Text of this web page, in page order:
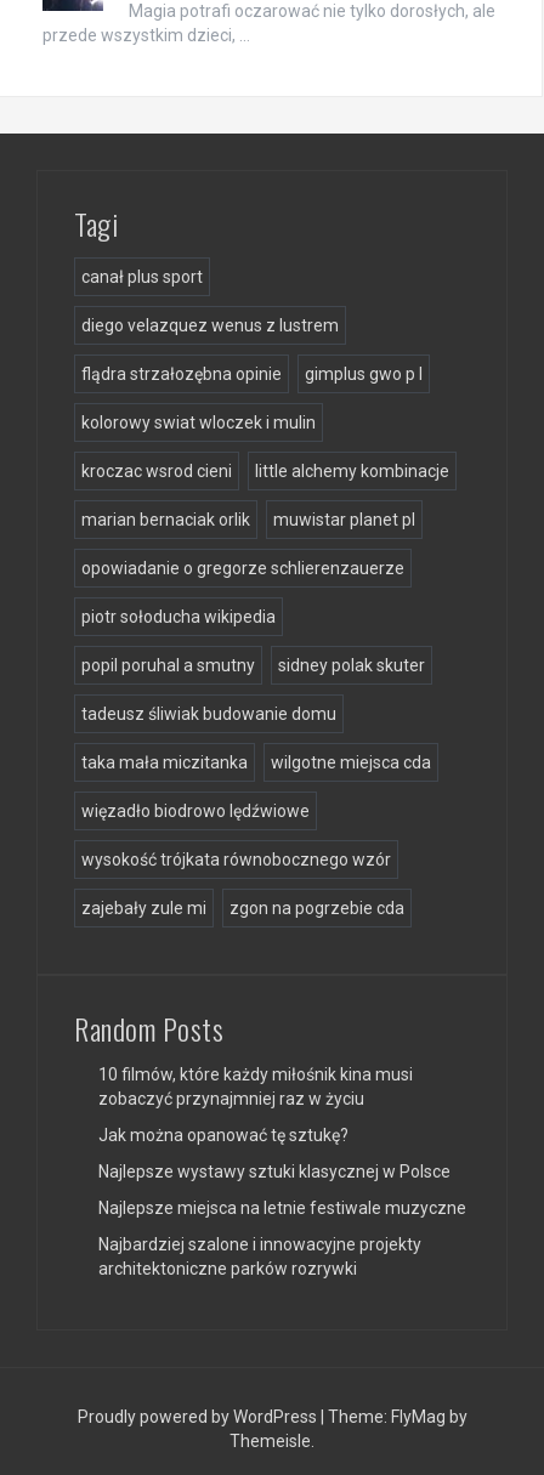
Magia potrafi oczarować nie tylko dorosłych, ale
przede wszystkim dzieci, …
Tagi
canał plus sport
diego velazquez wenus z lustrem
flądra strzałozębna opinie gimplus gwo p l
kolorowy swiat wloczek i mulin
kroczac wsrod cieni little alchemy kombinacje
marian bernaciak orlik muwistar planet pl
opowiadanie o gregorze schlierenzauerze
piotr sołoducha wikipedia
popil poruhal a smutny sidney polak skuter
tadeusz śliwiak budowanie domu
taka mała miczitanka wilgotne miejsca cda
więzadło biodrowo lędźwiowe
wysokość trójkata równobocznego wzór
zajebały zule mi zgon na pogrzebie cda
Random Posts
10 filmów, które każdy miłośnik kina musi
zobaczyć przynajmniej raz w życiu
Jak można opanować tę sztukę?
Najlepsze wystawy sztuki klasycznej w Polsce
Najlepsze miejsca na letnie festiwale muzyczne
Najbardziej szalone i innowacyjne projekty
architektoniczne parków rozrywki
Proudly powered by WordPress Theme: FlyMag by
Themeisle.